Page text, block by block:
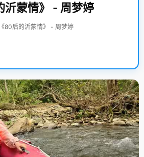
蒙情》 - 周梦婷
80后的沂蒙情》 - 周梦婷